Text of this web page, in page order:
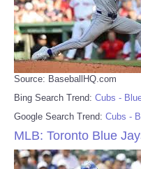
Source: BaseballHQ.com
Bing Search Trend: Cubs -
Google Search Trend: Cubs -
MLB: Toronto Blue